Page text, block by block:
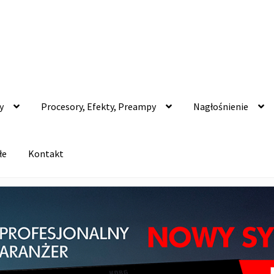
Procesory, Efekty, Preampy Nagłośnienie
Kontakt